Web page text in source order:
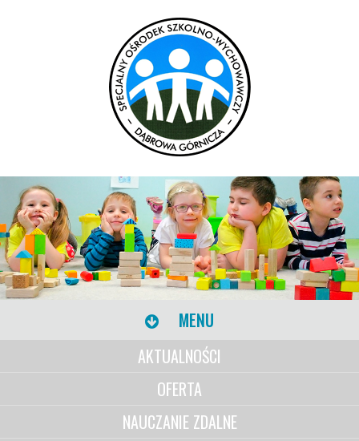
MENU
AKTUALNOŚCI
OFERTA
NAUCZANIE ZDALNE